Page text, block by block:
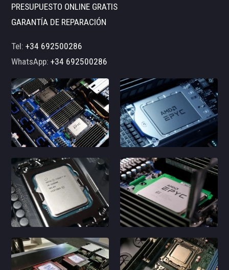
PRESUPUESTO ONLINE GRATIS
GARANTÍA DE REPARACIÓN
Tel:+34 692500286
WhatsApp:+34 692500286